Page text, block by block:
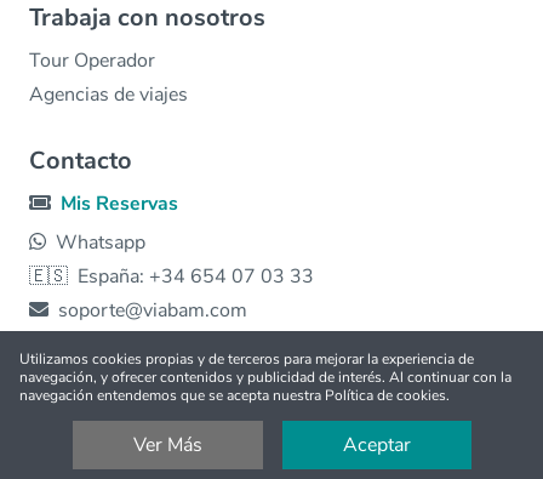
Trabaja con nosotros
Tour Operador
Agencias de viajes
Contacto
Mis Reservas
Whatsapp
🇪🇸 España: +34 654 07 03 33
soporte@viabam.com
© 2026 viabam | Hecho con ❤️ para todo el 🌎 |Free
tours
Utilizamos cookies propias y de terceros para mejorar la experiencia de
navegación, y ofrecer contenidos y publicidad de interés. Al continuar con la
navegación entendemos que se acepta nuestra Política de cookies.
Ver Más Aceptar